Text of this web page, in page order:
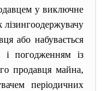
у виключне
лізингоодержувачу
або набувається
і погодженням із
продавця майна,
періодичних